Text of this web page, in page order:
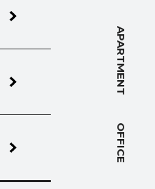
APARTMENT
OFFICE